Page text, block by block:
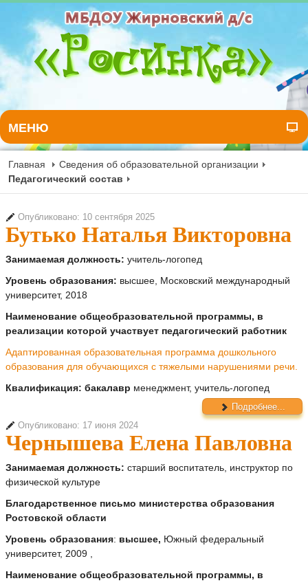
МЕНЮ
Главная
Сведения об образовательной организации
Педагогический состав
Опубликовано: 10 сентября 2025
Бутько Наталья Викторовна
Занимаемая должность: учитель-логопед
Уровень образования: высшее, Московский международный
университет, 2018
Наименование общеобразовательной программы, в
реализации которой участвует педагогический работник
Адаптированная образовательная программа дошкольного
образования для обучающихся с тяжелыми нарушениями речи.
Квалификация: бакалавр менеджмент, учитель-логопед
Подробнее...
Опубликовано: 17 июня 2024
Чернышева Елена Павловна
Занимаемая должность: старший воспитатель, инструктор по
физической культуре
Благодарственное письмо министерства образования
Ростовской области
Уровень образования: высшее, Южный федеральный
университет, 2009 ,
Наименование общеобразовательной программы, в